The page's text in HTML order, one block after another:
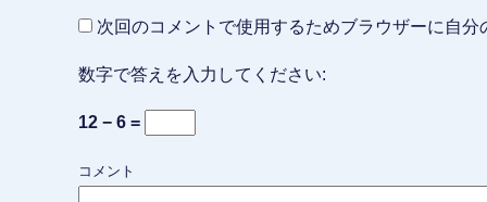
次回のコメントで使用するためブラウザーに自
数字で答えを入力してください:
12 − 6 =
コメント